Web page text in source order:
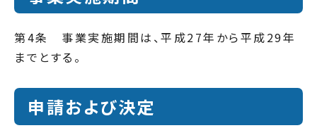
第4条 事業実施期間は、平成27年から平成29年
までとする。
申請および決定